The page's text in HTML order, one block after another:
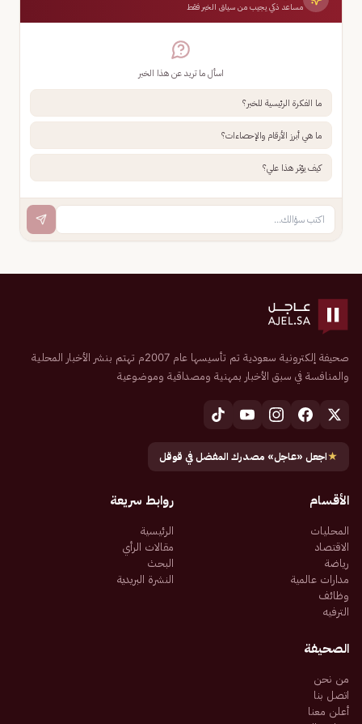
مساعد ذكي يجيب من سياق الخبر فقط
اسأل ما تريد عن هذا الخبر
ما الفكرة الرئيسية للخبر؟
ما هي أبرز الأرقام والإحصاءات؟
كيف يؤثر هذا علي؟
صحيفة إلكترونية سعودية تم تأسيسها عام 2007م تهتم بنشر الأخبار المحلية
والمنافسة في سبق الأخبار بمهنية ومصداقية وموضوعية
★اجعل «عاجل» مصدرك المفضل في قوقل
الأقسام
المحليات
الاقتصاد
رياضة
مدارات عالمية
وظائف
الترفيه
روابط سريعة
الرئيسية
مقالات الرأي
البحث
النشرة البريدية
الصحيفة
من نحن
اتصل بنا
أعلن معنا